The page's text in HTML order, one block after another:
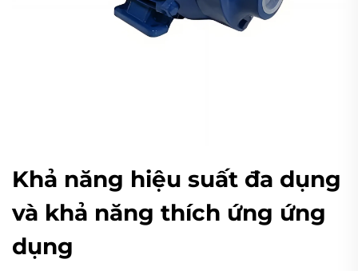
Khả năng hiệu suất đa dụng
và khả năng thích ứng ứng
dụng